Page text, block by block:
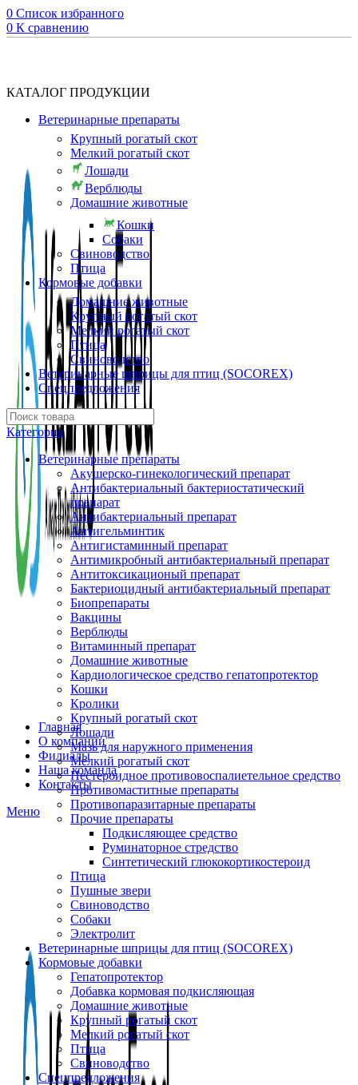
0 Список избранного
0 К сравнению
Главная
О компании
Филиалы
Наша команда
Контакты
Меню
КАТАЛОГ ПРОДУКЦИИ
Ветеринарные препараты
Крупный рогатый скот
Мелкий рогатый скот
Лошади
Верблюды
Домашние животные
Кошки
Собаки
Свиноводство
Птица
Кормовые добавки
Домашние животные
Крупный рогатый скот
Мелкий рогатый скот
Птица
Свиноводство
Ветеринарные шприцы для птиц (SOCOREX)
Спецпредложения
Категория
Ветеринарные препараты
Акушерско-гинекологический препарат
Антибактериальный бактериостатический
препарат
Антибактериальный препарат
Антигельминтик
Антигистаминный препарат
Антимикробный антибактериальный препарат
Антитоксикационый препарат
Бактериоцидный антибактериальный препарат
Биопрепараты
Вакцины
Верблюды
Витаминный препарат
Домашние животные
Кардиологическое средство гепатопротектор
Кошки
Кролики
Крупный рогатый скот
Лошади
Мазь для наружного применения
Мелкий рогатый скот
Нестероидное противовоспалиетельное средство
Противомаститные препараты
Противопаразитарные препараты
Прочие препараты
Подкисляющее средство
Руминаторное стредство
Синтетический глюкокортикостероид
Птица
Пушные звери
Свиноводство
Собаки
Электролит
Ветеринарные шприцы для птиц (SOCOREX)
Кормовые добавки
Гепатопротектор
Добавка кормовая подкисляющая
Домашние животные
Крупный рогатый скот
Мелкий рогатый скот
Птица
Свиноводство
Спецпредложения